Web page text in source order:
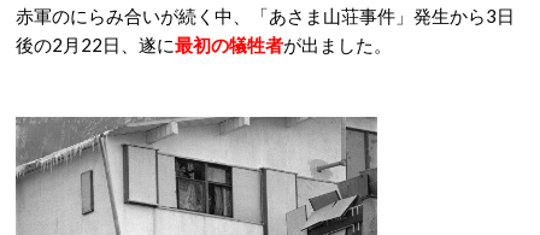
赤軍のにらみ合いが続く中、「あさま山荘事件」発生から3日
後の2月22日、遂に最初の犠牲者が出ました。